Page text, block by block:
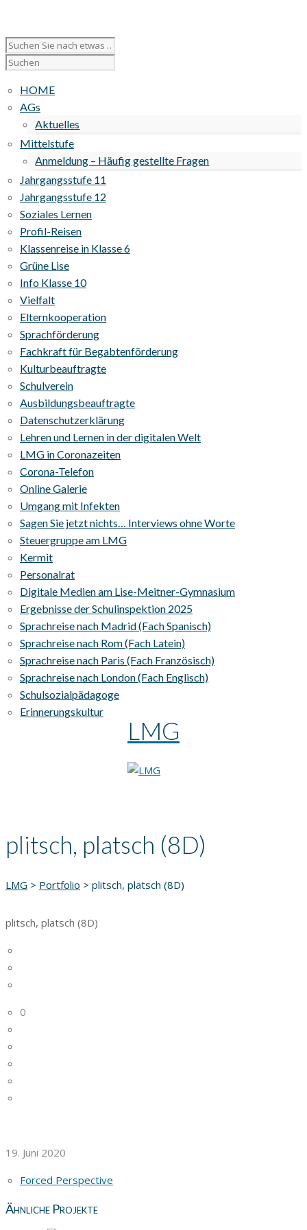
HOME
AGs
Aktuelles
Mittelstufe
Anmeldung – Häufig gestellte Fragen
Jahrgangsstufe 11
Jahrgangsstufe 12
Soziales Lernen
Profil-Reisen
Klassenreise in Klasse 6
Grüne Lise
Info Klasse 10
Vielfalt
Elternkooperation
Sprachförderung
Fachkraft für Begabtenförderung
Kulturbeauftragte
Schulverein
Ausbildungsbeauftragte
Datenschutzerklärung
Lehren und Lernen in der digitalen Welt
LMG in Coronazeiten
Corona-Telefon
Online Galerie
Umgang mit Infekten
Sagen Sie jetzt nichts… Interviews ohne Worte
Steuergruppe am LMG
Kermit
Personalrat
Digitale Medien am Lise-Meitner-Gymnasium
Ergebnisse der Schulinspektion 2025
Sprachreise nach Madrid (Fach Spanisch)
Sprachreise nach Rom (Fach Latein)
Sprachreise nach Paris (Fach Französisch)
Sprachreise nach London (Fach Englisch)
Schulsozialpädagoge
Erinnerungskultur
LMG
plitsch, platsch (8D)
LMG > Portfolio > plitsch, platsch (8D)
plitsch, platsch (8D)
0
19. Juni 2020
Forced Perspective
Ähnliche Projekte